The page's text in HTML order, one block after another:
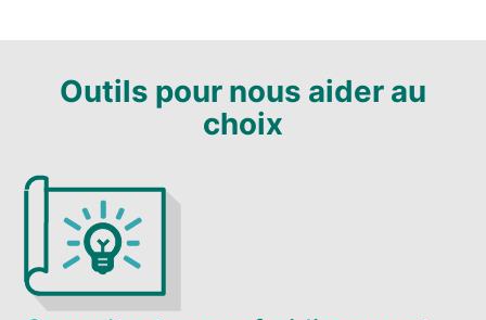
Outils pour nous aider au
choix